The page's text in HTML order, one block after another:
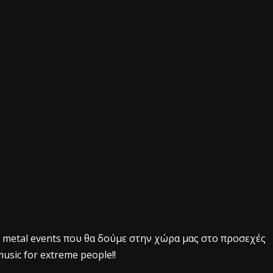
events που θα δούμε στην χώρα μας στο προσεχές
for extreme people!!